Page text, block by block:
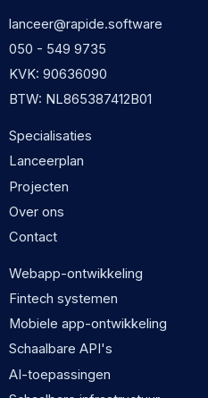
lanceer@rapide.software
050 - 549 9735
KVK: 90636090
BTW: NL865387412B01
Specialisaties
Lanceerplan
Projecten
Over ons
Contact
Webapp-ontwikkeling
Fintech systemen
Mobiele app-ontwikkeling
Schaalbare API's
AI-toepassingen